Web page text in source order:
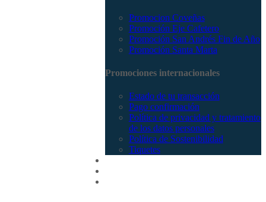
Promocion Coveñas
Promoción Eje Cafetero
Promoción San Andrés Fin de Año
Promoción Santa Marta
Promociones internacionales
Estado de tu transacción
Pago confirmación
Política de privacidad y tratamiento
de los datos personales
Política de Sostenibilidad
Tiquetes